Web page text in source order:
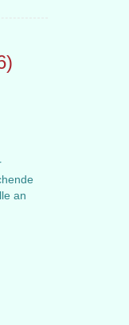
an